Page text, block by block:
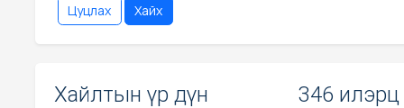
Цуцлах Хайх
Хайлтын үр дүн 346